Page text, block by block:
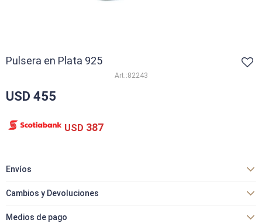
Pulsera en Plata 925
82243
USD 455
USD 387
Envíos
Cambios y Devoluciones
Medios de pago